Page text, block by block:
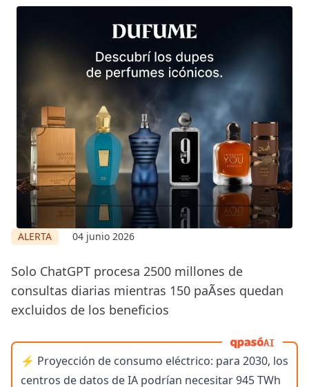
ALERTA 04 junio 2026
Solo ChatGPT procesa 2500 millones de
consultas diarias mientras 150 paÃ­ses quedan
excluidos de los beneficios
AI
⚡ Proyección de consumo eléctrico: para 2030, los
centros de datos de IA podrían necesitar 945 TWh